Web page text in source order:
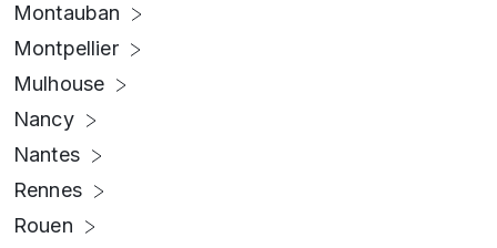
Montauban
Montpellier
Mulhouse
Nancy
Nantes
Rennes
Rouen